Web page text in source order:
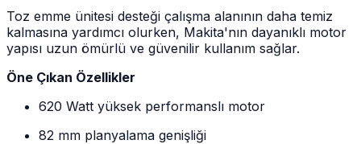
Toz emme ünitesi desteği çalışma alanının daha temiz
kalmasına yardımcı olurken, Makita'nın dayanıklı motor
yapısı uzun ömürlü ve güvenilir kullanım sağlar.
Öne Çıkan Özellikler
620 Watt yüksek performanslı motor
82 mm planyalama genişliği